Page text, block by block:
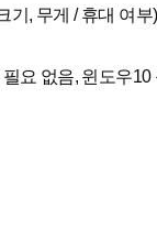
기, 무게 / 휴대 여부)
요 없음, 윈도우10